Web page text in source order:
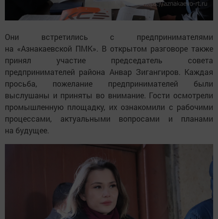
Они встретились с предпринимателями
на «Азнакаевской ПМК». В открытом разговоре также
принял участие председатель совета
предпринимателей района Анвар Зигангиров. Каждая
просьба, пожелание предпринимателей были
выслушаны и приняты во внимание. Гости осмотрели
промышленную площадку, их ознакомили с рабочими
процессами, актуальными вопросами и планами
на будущее.